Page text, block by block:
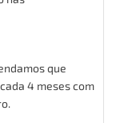
que
4 meses com